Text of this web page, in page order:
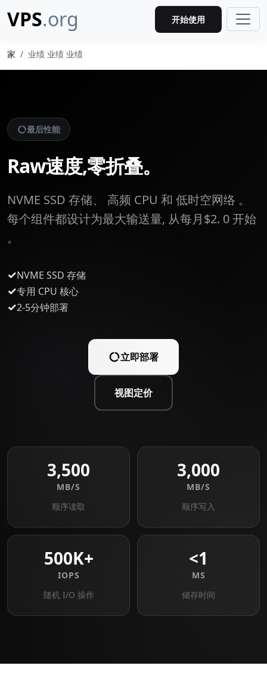
VPS.org 开始使用
家 业绩 业绩 业绩
最后性能
Raw速度,零折叠。
NVME SSD 存储、 高频 CPU 和 低时空网络 。
每个组件都设计为最大输送量, 从每月$2. 0 开始
。
✓NVME SSD 存储
✓专用 CPU 核心
✓2-5分钟部署
立即部署
视图定价
3,500
MB/S
顺序读取
3,000
MB/S
顺序写入
500K+
IOPS
随机 I/O 操作
<1
MS
储存时间